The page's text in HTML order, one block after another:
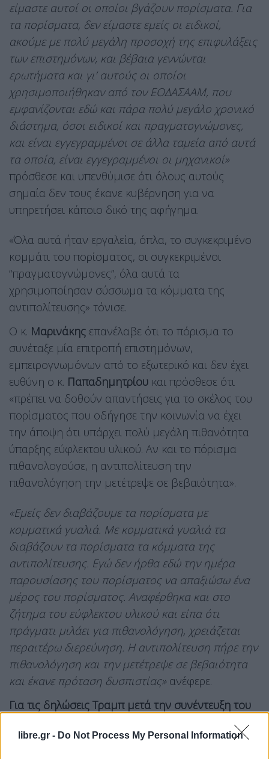
libre.gr - Do Not Process My Personal Information
είμαστε αυτοί οι οποίοι βγάζουν πορίσματα. Για
τα πορίσματα, δεν είμαστε εμείς οι ειδικοί,
ακούμε με πολύ μεγάλη προσοχή της επιφυλάξεις
των επιστημόνων, και βέβαια γεννώνται
ερωτήματα και γι’ αυτούς οι οποίοι
χρησιμοποιήθηκαν από τον ΕΟΔΑΣΑΑΜ, που
εμφανίζονται εδώ και πάρα πολύ μεγάλο χρονικό
διάστημα, όσοι ειδικοί και πραγματογνώμονες,
και είναι εγγεγραμμένοι σε άλλα ταμεία από αυτά
τα οποία, είναι εγγεγραμμένοι οι μηχανικοί»
πρόσθεσε και υπενθύμισε ότι όλους αυτούς
σημαία δεν τους έκανε κυβέρνηση για να
υπηρετήσει κάποιο δικό της αφήγημα.
«Όλα αυτά ήταν εργαλεία, όπλα, το συγκεκριμένο
κομμάτι του πορίσματος, οι συγκεκριμένοι
“πραγματογνώμονες”, όλα αυτά τα
χρησιμοποίησαν σύσσωμα τα κόμματα της
αντιπολίτευσης» τόνισε.
Ο κ. Μαρινάκης επανέλαβε ότι το πόρισμα το
συνέταξε μία επιτροπή επιστημόνων,
εμπειρογνωμόνων από το εξωτερικό και δεν έχει
ευθύνη ο κ. Παπαδημητρίου και πρόσθεσε ότι
«πρέπει να δοθούν απαντήσεις για το σκέλος του
πορίσματος που οδήγησε την κοινωνία να έχει
την άποψη ότι υπάρχει πολύ μεγάλη πιθανότητα
ύπαρξης εύφλεκτου υλικού. Αν και το πόρισμα
πιθανολογούσε, η αντιπολίτευση την
πιθανολόγηση την μετέτρεψε σε βεβαιότητα».
«Εμείς δεν διαβάζουμε τα πορίσματα με
κομματικά γυαλιά. Με κομματικά γυαλιά τα
διαβάζουν τα πορίσματα τα κόμματα της
αντιπολίτευσης. Εγώ δεν ήρθα εδώ την ημέρα
παρουσίασης του πορίσματος να απαξιώσω ένα
μέρος του πορίσματος. Αναφέρθηκα και στο
ζήτημα του εύφλεκτου υλικού και είπα ότι
πράγματι μιλάει για πιθανολόγηση, χρειάζεται
περαιτέρω διερεύνηση. Η αντιπολίτευση πήρε την
πιθανολόγηση και την μετέτρεψε σε βεβαιότητα
και έκανε πρόταση δυσπιστίας» ανέφερε.
Για τις δηλώσεις Τραμπ μετά την συνέντευξη του
πρωθυπουργού και τις σχέσεις της Ελλάδας με τον
Πρόεδρο Τραμπ, ο κ. Μαρινάκης είπε: «Μία από